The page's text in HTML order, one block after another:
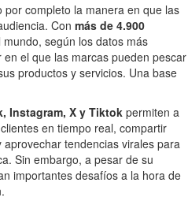
completo la manera en que las
Con más de 4.900
mundo, según los datos más
el que las marcas pueden pescar
productos y servicios. Una base
Instagram, X y Tiktok permiten a
en tiempo real, compartir
tendencias virales para
Sin embargo, a pesar de su
importantes desafíos a la hora de